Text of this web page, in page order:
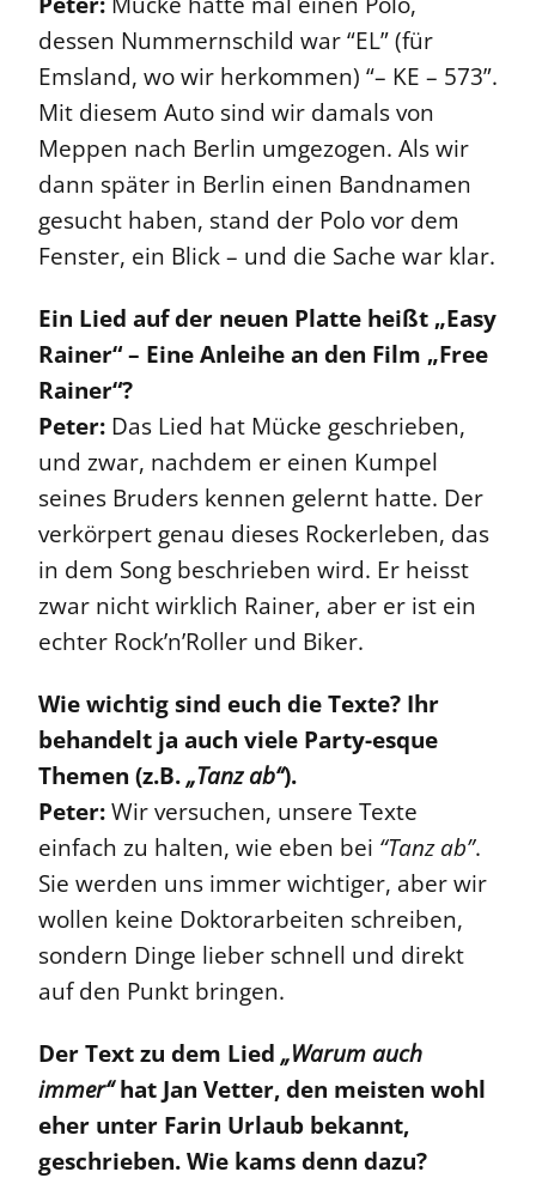
dessen Nummernschild war “EL” (für
Emsland, wo wir herkommen) “– KE – 573”.
Mit diesem Auto sind wir damals von
Meppen nach Berlin umgezogen. Als wir
dann später in Berlin einen Bandnamen
gesucht haben, stand der Polo vor dem
Fenster, ein Blick – und die Sache war klar.
Ein Lied auf der neuen Platte heißt „Easy
Rainer“ – Eine Anleihe an den Film „Free
Rainer“?
Peter: Das Lied hat Mücke geschrieben,
und zwar, nachdem er einen Kumpel
seines Bruders kennen gelernt hatte. Der
verkörpert genau dieses Rockerleben, das
in dem Song beschrieben wird. Er heisst
zwar nicht wirklich Rainer, aber er ist ein
echter Rock’n’Roller und Biker.
Wie wichtig sind euch die Texte? Ihr
behandelt ja auch viele Party-esque
Themen (z.B.„Tanz ab“).
Peter:Wir versuchen, unsere Texte
einfach zu halten, wie eben bei “Tanz ab”.
Sie werden uns immer wichtiger, aber wir
wollen keine Doktorarbeiten schreiben,
sondern Dinge lieber schnell und direkt
auf den Punkt bringen.
Der Text zu dem Lied „Warum auch
immer“hat Jan Vetter, den meisten wohl
eher unter Farin Urlaub bekannt,
geschrieben. Wie kams denn dazu?